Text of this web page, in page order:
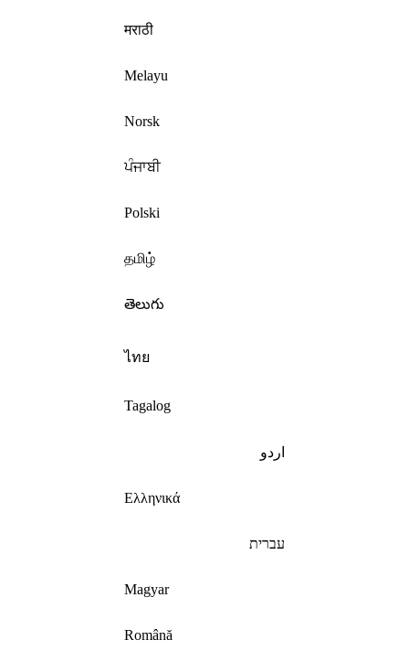
मराठी
Melayu
Norsk
ਪੰਜਾਬੀ
Polski
தமிழ்
తెలుగు
ไทย
Tagalog
اردو
Ελληνικά
עברית
Magyar
Română